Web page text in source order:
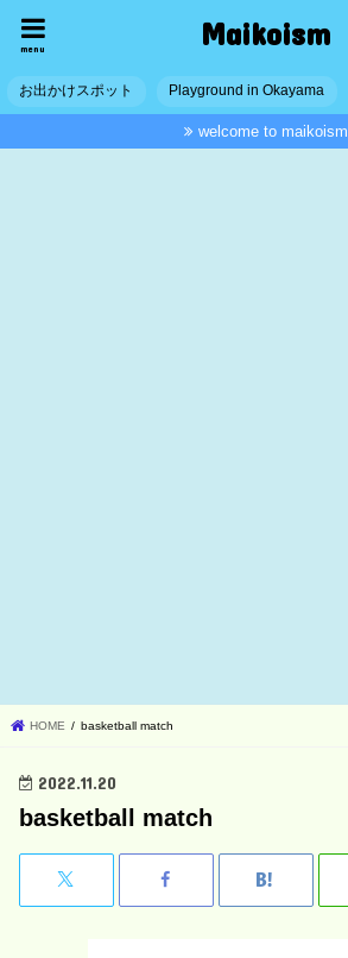
Maikoism
menu
お出かけスポット Playground in Okayama
welcome to maikoism
HOME basketball match
2022.11.20
basketball match